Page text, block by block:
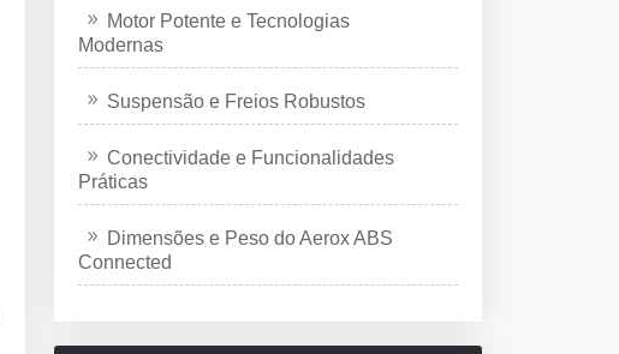
Motor Potente e Tecnologias
Modernas
Suspensão e Freios Robustos
Conectividade e Funcionalidades
Práticas
Dimensões e Peso do Aerox ABS
Connected